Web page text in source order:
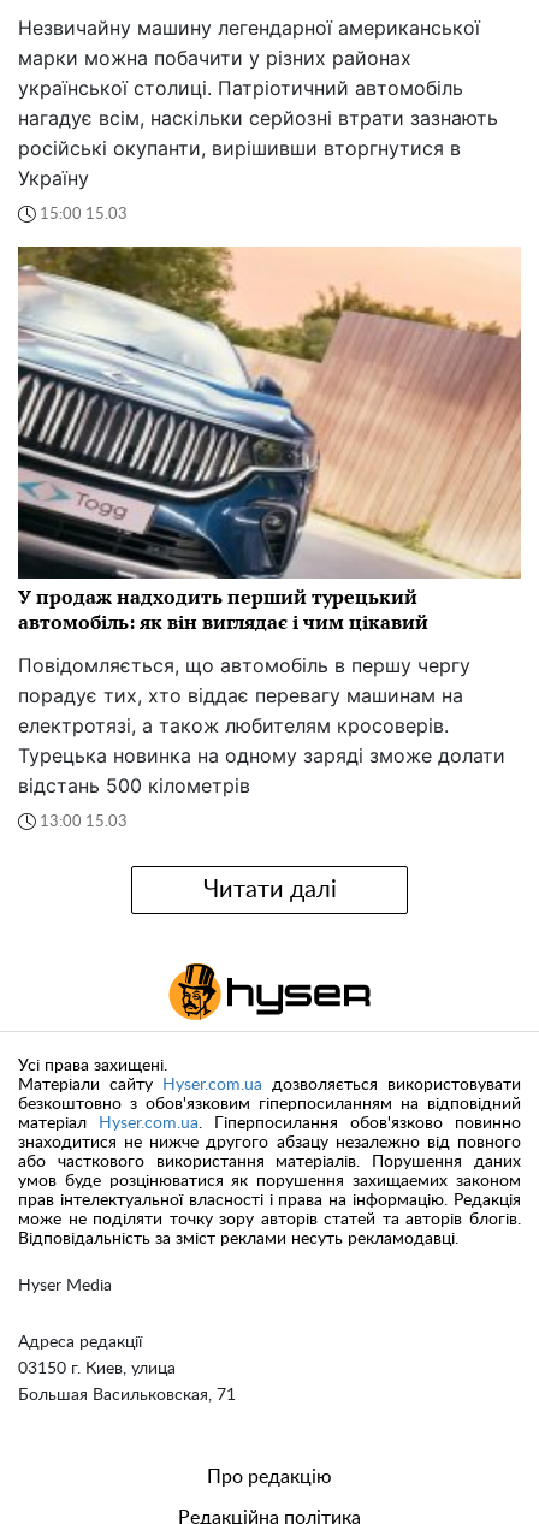
Незвичайну машину легендарної американської
марки можна побачити у різних районах
української столиці. Патріотичний автомобіль
нагадує всім, наскільки серйозні втрати зазнають
російські окупанти, вирішивши вторгнутися в
Україну
15:00 15.03
У продаж надходить перший турецький
автомобіль: як він виглядає і чим цікавий
Повідомляється, що автомобіль в першу чергу
порадує тих, хто віддає перевагу машинам на
електротязі, а також любителям кросоверів.
Турецька новинка на одному заряді зможе долати
відстань 500 кілометрів
13:00 15.03
Читати далі
Hyser Media
Адреса редакції
03150 г. Киев, улица
Большая Васильковская, 71
Усі права захищені.
Матеріали сайту
Hyser.com.ua дозволяється використовувати
безкоштовно з обов'язковим гіперпосиланням на відповідний
матеріал
Hyser.com.ua. Гіперпосилання обов'язково повинно
знаходитися не нижче другого абзацу незалежно від повного
або часткового використання матеріалів. Порушення даних
умов буде розцінюватися як порушення захищаемих законом
прав інтелектуальної власності і права на інформацію. Редакція
може не поділяти точку зору авторів статей та авторів блогів.
Відповідальність за зміст реклами несуть рекламодавці.
Про редакцію
Редакційна політика